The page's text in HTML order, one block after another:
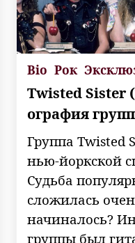
Bio Рок
Twisted Sister
ография
Группа Twisted
нью-йоркской
Судьба
сложилась
начиналось?
группы был